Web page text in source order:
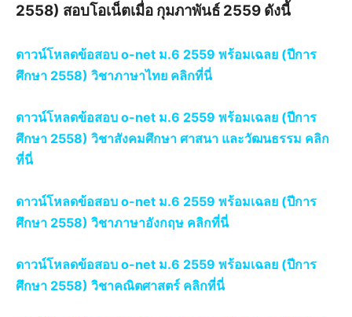
2558) สอบโอเน็ตเมื่อ กุมภาพันธ์ 2559 ดังนี้
ดาวน์โหลดข้อสอบ o-net ม.6 2559 พร้อมเฉลย (ปีการ
ศึกษา 2558) วิชาภาษาไทย คลิกที่นี่
ดาวน์โหลดข้อสอบ o-net ม.6 2559 พร้อมเฉลย (ปีการ
ศึกษา 2558) วิชาสังคมศึกษา ศาสนา และวัฒนธรรม คลิก
ที่นี่
ดาวน์โหลดข้อสอบ o-net ม.6 2559 พร้อมเฉลย (ปีการ
ศึกษา 2558) วิชาภาษาอังกฤษ คลิกที่นี่
ดาวน์โหลดข้อสอบ o-net ม.6 2559 พร้อมเฉลย (ปีการ
ศึกษา 2558) วิชาคณิตศาสตร์ คลิกที่นี่